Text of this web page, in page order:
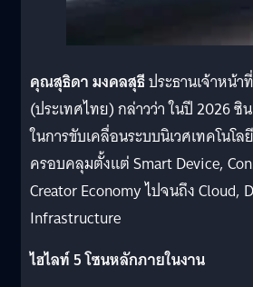
คุณสุธิดา มงคลสุธีประธานเจ้าหน้
(ประเทศไทย) กล่าวว่า ในปี 2026
ในการขับเคลื่อนระบบนิเวศเทคโน
ครอบคลุมตั้งแต่ Smart Device,
Creator Economy ไปจนถึง Cloud,
Infrastructure
ไฮไลท์ 5 โซนหลักภายในงาน